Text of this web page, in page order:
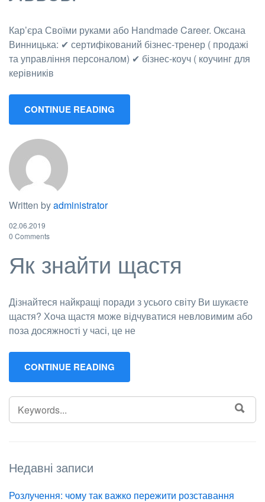
Кар’єра Своїми руками або Handmade Career. Оксана
Винницька: ✔ сертифікований бізнес-тренер ( продажі
та управління персоналом) ✔ бізнес-коуч ( коучинг для
керівників
CONTINUE READING
Written byadministrator
02.06.2019
0 Comments
Як знайти щастя
Дізнайтеся найкращі поради з усього світу Ви шукаєте
щастя? Хоча щастя може відчуватися невловимим або
поза досяжності у часі, це не
CONTINUE READING
SEARCH
FOR:
Недавні записи
Розлучення: чому так важко пережити розставання